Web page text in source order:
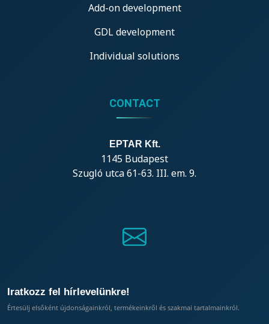
Add-on development
GDL development
Individual solutions
CONTACT
EPTAR Kft.
1145 Budapest
Szugló utca 61-63. III. em. 9.
Iratkozz fel hírlevelünkre!
Értesülj elsőként újdonságainkról, termékeinkről és szakmai tartalmainkról.